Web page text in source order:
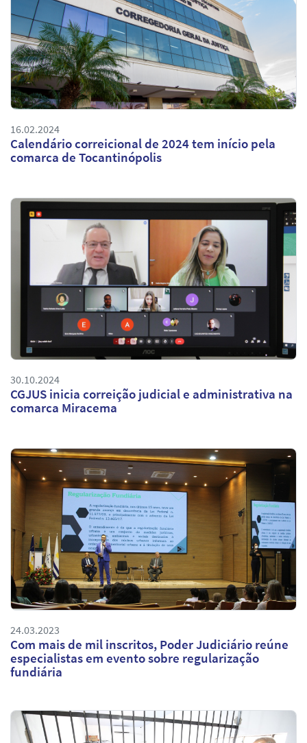
16.02.2024
Calendário correicional de 2024 tem início pela
comarca de Tocantinópolis
30.10.2024
CGJUS inicia correição judicial e administrativa na
comarca Miracema
24.03.2023
Com mais de mil inscritos, Poder Judiciário reúne
especialistas em evento sobre regularização
fundiária